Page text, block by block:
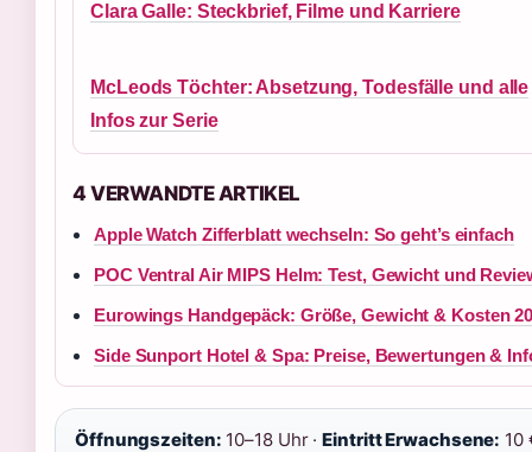
Clara Galle: Steckbrief, Filme und Karriere
McLeods Töchter: Absetzung, Todesfälle und alle
Infos zur Serie
4 VERWANDTE ARTIKEL
Apple Watch Zifferblatt wechseln: So geht’s einfach
POC Ventral Air MIPS Helm: Test, Gewicht und
Eurowings Handgepäck: Größe, Gewicht & Kosten
Side Sunport Hotel & Spa: Preise, Bewertungen &
Öffnungszeiten: 10–18 Uhr ·Eintritt Erwachsene: 10